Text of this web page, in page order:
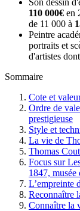
110 000€ en
de 11 000 à
Peintre
portraits et
d'artistes
Sommaire
Cote et
Ordre de
prestigieuse
Style et
La vie de
Thomas
Focus sur
1847, musée
L’empreinte
Reconnaître
Connaître la